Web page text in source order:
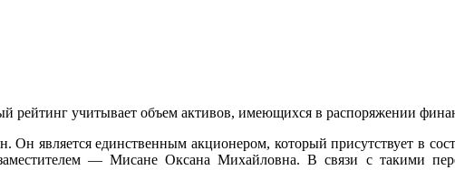
рейтинг учитывает объем активов, имеющихся в распоряжении
является единственным акционером, который присутствует в
— Мисане Оксана Михайловна. В связи с такими